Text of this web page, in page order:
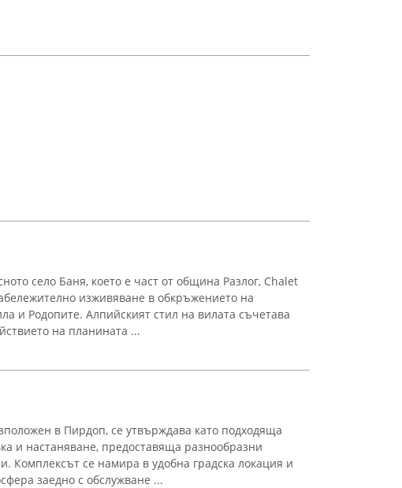
село Баня, което е част от община Разлог, Chalet
изживяване в обкръжението на
и Родопите. Алпийският стил на вилата съчетава
на планината ...
в Пирдоп, се утвърждава като подходяща
и настаняване, предоставяща разнообразни
Комплексът се намира в удобна градска локация и
заедно с обслужване ...